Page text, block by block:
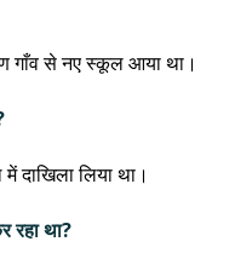
गाँव से नए स्कूल आया था।
दाखिला लिया था।
रहा था?